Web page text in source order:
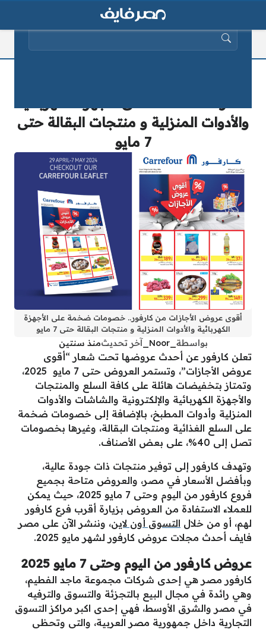
والأدوات المنزلية و منتجات البقالة حتى
7 مايو
أقوى عروض الأجازات من كارفور.. خصومات ضخمة على الأجهزة
الكهربائية والأدوات المنزلية و منتجات البقالة حتى 7 مايو
بواسطة _Noor_ آخر تحديثمنذ سنتين
تعلن كارفور عن أحدث عروضها تحت شعار “أقوى
عروض الأجازات”، وتستمر العروض حتى 7 مايو 2025،
وتمتاز بتخفيضات هائلة على كافة السلع والمنتجات
والأجهزة الكهربائية والإلكترونية والشاشات والأدوات
المنزلية وأدوات المطبخ، بالإضافة إلى خصومات ضخمة
على السلع الغذائية ومنتجات البقالة، وغيرها بخصومات
تصل إلى 40%، على بعض الأصناف.
وتهدف كارفور إلى توفير منتجات ذات جودة عالية،
وبأفضل الأسعار في مصر، والعروض متاحة بجميع
فروع كارفور من اليوم وحتى 7 مايو 2025، حيث يمكن
للعملاء الاستفادة من العروض بزيارة أقرب فرع كارفور
لهم، أو من خلال التسوق أون لاين، وننشر الآن على مصر
فايف أحدث مجلات عروض كارفور لشهر مايو 2025.
عروض كارفور من اليوم وحتى 7 مايو 2025
كارفور مصر هي إحدى شركات مجموعة ماجد الفطيم،
وهي رائدة في مجال البيع بالتجزئة والتسوق والترفيه
في مصر والشرق الأوسط، فهي إحدى اكبر مراكز التسوق
التجارية داخل جمهورية مصر العربية، والتي وتحظى
البحث عن: